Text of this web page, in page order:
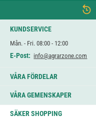
KUNDSERVICE
Mån. - Fri. 08:00 - 12:00
E-Post: info@agrarzone.com
VÅRA FÖRDELAR
VÅRA GEMENSKAPER
SÄKER SHOPPING